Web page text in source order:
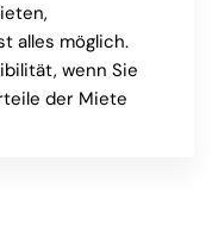
alles möglich.
wenn Sie
der Miete